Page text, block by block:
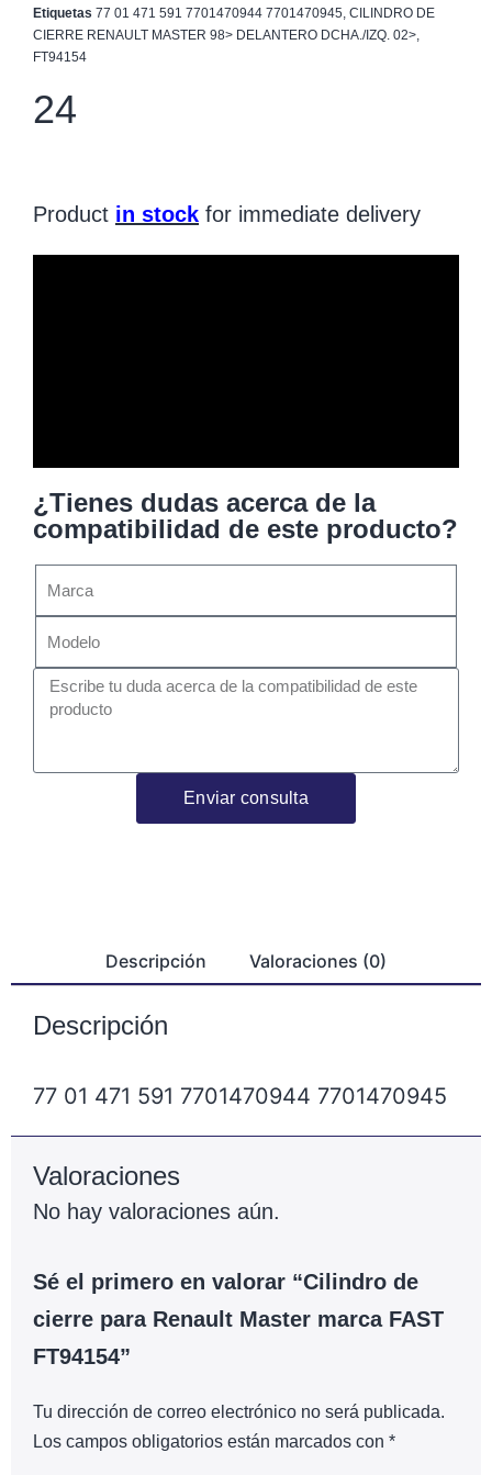
Etiquetas 77 01 471 591 7701470944 7701470945 CILINDRO DE
CIERRE RENAULT MASTER 98> DELANTERO DCHA./IZQ. 02>
FT94154
24
Product in stock for immediate delivery
¿Tienes dudas acerca de la
compatibilidad de este producto?
Enviar consulta
Descripción Valoraciones (0)
Descripción
77 01 471 591 7701470944 7701470945
Valoraciones
No hay valoraciones aún.
Sé el primero en valorar “Cilindro de
cierre para Renault Master marca FAST
FT94154”
Tu dirección de correo electrónico no será publicada.
Los campos obligatorios están marcados con *